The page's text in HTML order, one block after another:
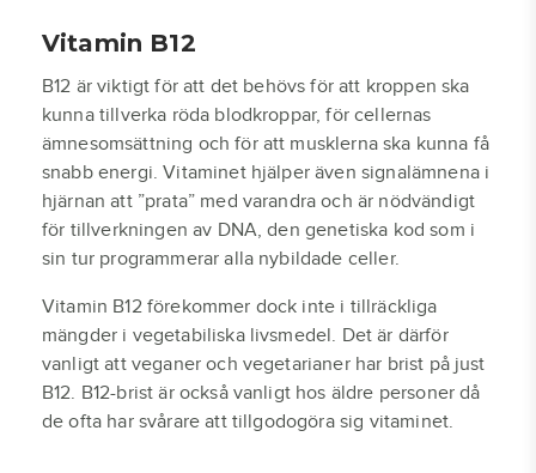
Vitamin B12
B12 är viktigt för att det behövs för att kroppen ska
kunna tillverka röda blodkroppar, för cellernas
ämnesomsättning och för att musklerna ska kunna få
snabb energi. Vitaminet hjälper även signalämnena i
hjärnan att ”prata” med varandra och är nödvändigt
för tillverkningen av DNA, den genetiska kod som i
sin tur programmerar alla nybildade celler.
Vitamin B12 förekommer dock inte i tillräckliga
mängder i vegetabiliska livsmedel. Det är därför
vanligt att veganer och vegetarianer har brist på just
B12. B12-brist är också vanligt hos äldre personer då
de ofta har svårare att tillgodogöra sig vitaminet.